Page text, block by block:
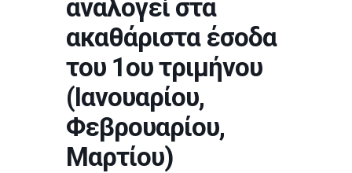
αναλογεί στα
ακαθάριστα έσοδα
του 1ου τριμήνου
(Ιανουαρίου,
Φεβρουαρίου,
Μαρτίου)